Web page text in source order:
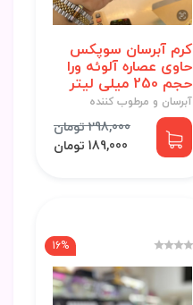
کرم آبرسان سوپکس
حاوی عصاره آلوئه ورا
حجم 250 میلی لیتر
آبرسان و مرطوب کننده
298,000 تومان
189,000 تومان
16%